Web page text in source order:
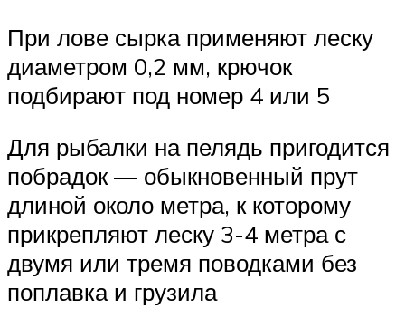
При лове сырка применяют леску
диаметром 0,2 мм, крючок
подбирают под номер 4 или 5
Для рыбалки на пелядь пригодится
побрадок — обыкновенный прут
длиной около метра, к которому
прикрепляют леску 3-4 метра с
двумя или тремя поводками без
поплавка и грузила